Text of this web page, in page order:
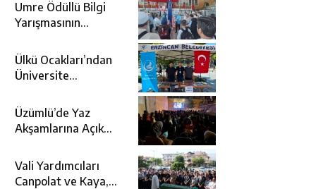
Umre Ödüllü Bilgi
Yarışmasının
Topraklara
Uğurlandı
Ülkü Ocakları’ndan
Üniversite
Desteği
Üzümlü’de Yaz
Akşamlarına Açık
Kattı
Vali Yardımcıları
Canpolat ve Kaya,